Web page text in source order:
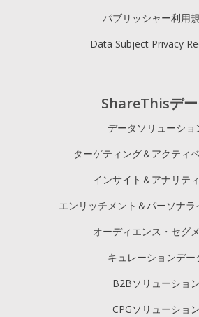
ShareThisデ
データソリューショ
ターゲティング＆アクティ
インサイト＆アナリテ
エンリッチメント＆パーソナラ
オーディエンス・セグ
キュレーションデー
B2Bソリューション
CPGソリューション
パブリッシャー利用
Data Subject Privacy